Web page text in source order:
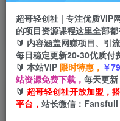
首页 创业课程 会员免费
外面收费1688的蓝
1000+【揭秘】
超哥轻创社 | 专注优质VIP
的项目资源课程这里全部都
🔰 内容涵盖网赚项目、引
每日稳定更新20-30优质付
🔰 本站VIP 限时特惠， ￥
站资源免费下载， 每天更新
🔰 超哥轻创社开放加盟，
平台， 站长微信：Fansfuli